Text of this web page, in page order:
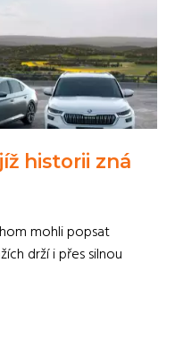
historii zná
mohli popsat
drží i přes silnou